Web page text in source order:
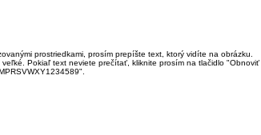
prostriedkami, prosím prepíšte text, ktorý vidíte na obrázku.
Pokiaľ text neviete prečítať, kliknite prosím na tlačidlo "Obnoviť